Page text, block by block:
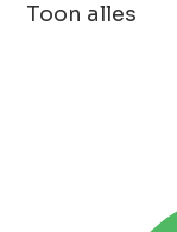
Toon alles